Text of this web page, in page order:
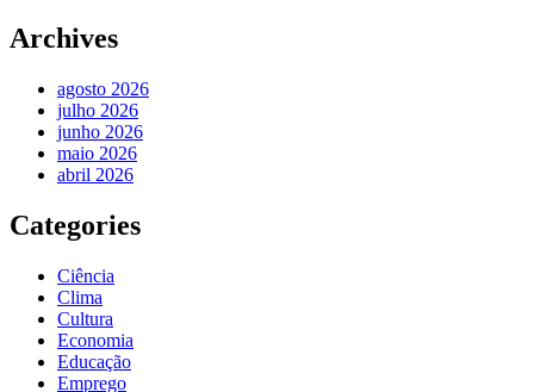
Archives
agosto 2026
julho 2026
junho 2026
maio 2026
abril 2026
Categories
Ciência
Clima
Cultura
Economia
Educação
Emprego